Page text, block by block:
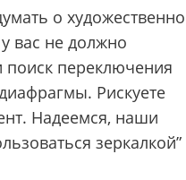
о
вас не должно
переключения
Рискуете
Надеемся, наши
зеркалкой”